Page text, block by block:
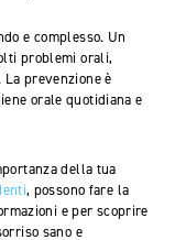
e complesso. Un
problemi orali,
prevenzione è
orale quotidiana e
della tua
, possono fare la
e per scoprire
sano e